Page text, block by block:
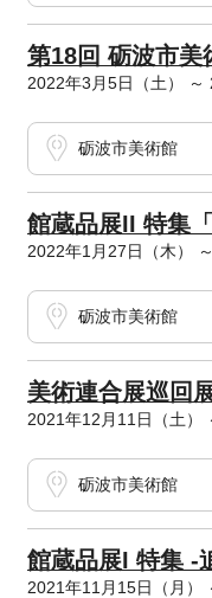
第18回 砺波市美
2022年3月5日（土） ～
砺波市美術館
館蔵品展II 特集「
2022年1月27日（木）
砺波市美術館
美術連合展巡回
2021年12月11日（土）
砺波市美術館
館蔵品展I 特集 -
2021年11月15日（月）